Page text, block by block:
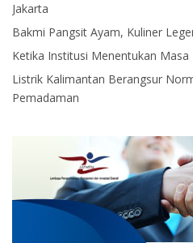
Jakarta
Bakmi Pangsit Ayam, Kuliner
Ketika Institusi Menentukan Masa
Listrik Kalimantan Berangsur
Pemadaman